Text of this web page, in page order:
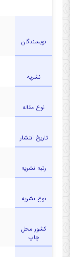
نویسندگان
نشریه
نوع مقاله
تاریخ انتشار
رتبه نشریه
نوع نشریه
کشور محل
چاپ